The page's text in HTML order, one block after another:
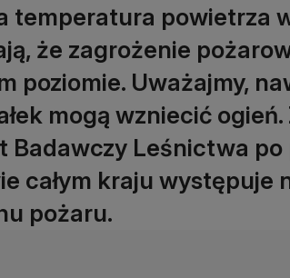
temperatura powietrza
że zagrożenie
poziomie. Uważajmy,
mogą wzniecić
Badawczy Leśnictwa po
całym kraju występuje
pożaru.